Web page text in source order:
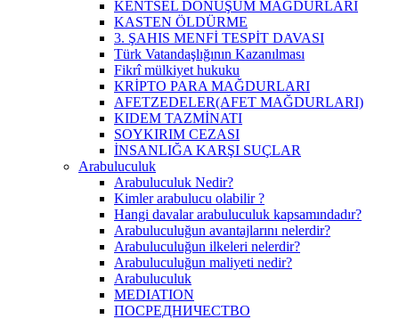
KENTSEL DÖNÜŞÜM MAĞDURLARI
KASTEN ÖLDÜRME
3. ŞAHIS MENFİ TESPİT DAVASI
Türk Vatandaşlığının Kazanılması
Fikrî mülkiyet hukuku
KRİPTO PARA MAĞDURLARI
AFETZEDELER(AFET MAĞDURLARI)
KIDEM TAZMİNATI
SOYKIRIM CEZASI
İNSANLIĞA KARŞI SUÇLAR
Arabuluculuk
Arabuluculuk Nedir?
Kimler arabulucu olabilir ?
Hangi davalar arabuluculuk kapsamındadır?
Arabuluculuğun avantajlarını nelerdir?
Arabuluculuğun ilkeleri nelerdir?
Arabuluculuğun maliyeti nedir?
Arabuluculuk
MEDIATION
ПОСРЕДНИЧЕСТВО